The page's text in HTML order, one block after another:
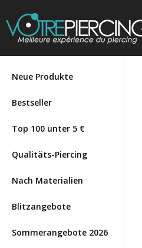
Neue Produkte
Bestseller
Top 100 unter 5 €
Qualitäts-Piercing
Nach Materialien
Blitzangebote
Sommerangebote 2026